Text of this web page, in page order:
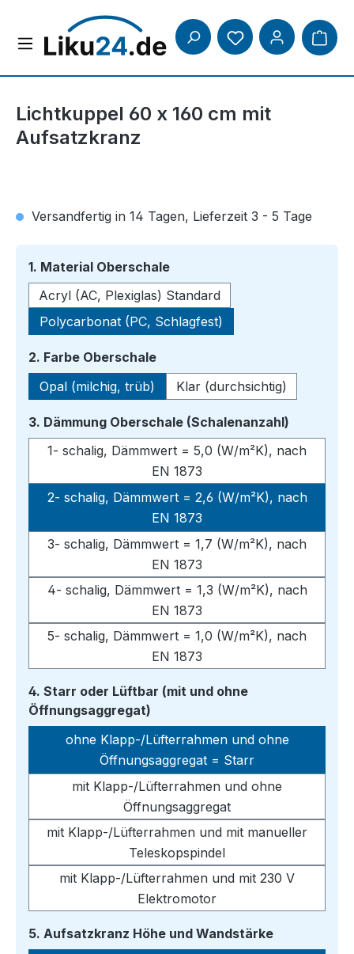
Zum Hauptinhalt springen
Lichtkuppel 60 x 160 cm mit
Aufsatzkranz
Versandfertig in 14 Tagen, Lieferzeit 3 - 5 Tage
1. Material Oberschaleauswählen
Acryl (AC, Plexiglas) Standard
Polycarbonat (PC, Schlagfest)
2. Farbe Oberschaleauswählen
Opal (milchig, trüb)
Klar (durchsichtig)
3. Dämmung Oberschale (Schalenanzahl)
1- schalig, Dämmwert = 5,0 (W/m²K), nach
EN 1873
2- schalig, Dämmwert = 2,6 (W/m²K), nach
EN 1873
3- schalig, Dämmwert = 1,7 (W/m²K), nach
EN 1873
4- schalig, Dämmwert = 1,3 (W/m²K), nach
EN 1873
5- schalig, Dämmwert = 1,0 (W/m²K), nach
EN 1873
4. Starr oder Lüftbar (mit und ohne
Öffnungsaggregat)
ohne Klapp-/Lüfterrahmen und ohne
Öffnungsaggregat = Starr
mit Klapp-/Lüfterrahmen und ohne
Öffnungsaggregat
mit Klapp-/Lüfterrahmen und mit manueller
Teleskopspindel
mit Klapp-/Lüfterrahmen und mit 230 V
Elektromotor
5. Aufsatzkranz Höhe und Wandstärkeauswählen